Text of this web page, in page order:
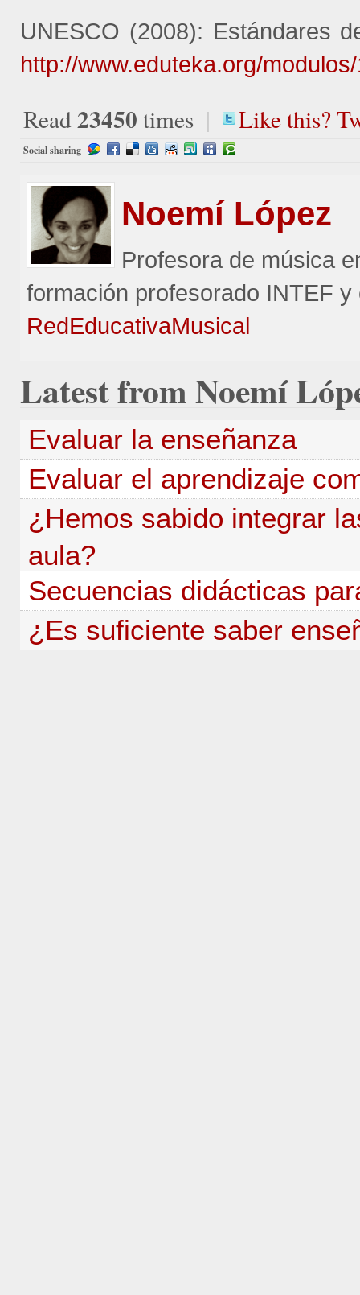
UNESCO (2008): Estándares
http://www.eduteka.org/
Read23450 times | Like this?
Social sharing
NoemíLópez
Profesora de música
formación profesorado INTEF
RedEducativaMusical
Latestfrom Noemí
Evaluar la enseñanza
Evaluar el aprendizaje
¿Hemos sabido integrar
aula?
Secuencias didácticas
¿Es suficiente saber